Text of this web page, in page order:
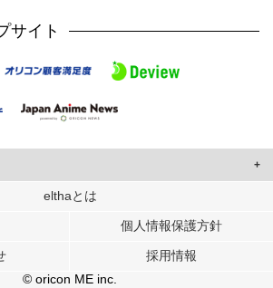
サイト
使用して、ユーザーに合わせたコンテンツや広告の
タ解析の各パートナーに提供しています。
とユーザーが各パートナーに提供した他の情報や、
elthaとは
個人情報保護方針
採用情報
© oricon ME inc.